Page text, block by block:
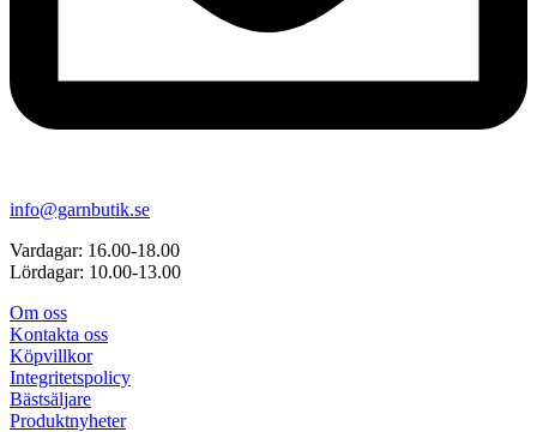
info@garnbutik.se
Vardagar: 16.00-18.00
Lördagar: 10.00-13.00
Om oss
Kontakta oss
Köpvillkor
Integritetspolicy
Bästsäljare
Produktnyheter